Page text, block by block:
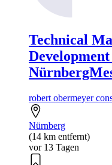
Technical
robert obermeyer
Nürnberg
(14 km entfernt)
vor 13 Tagen